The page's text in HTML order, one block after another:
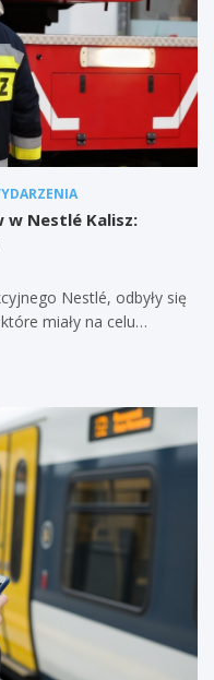
Nestlé Kalisz:
Nestlé, odbyły się
miały na celu…